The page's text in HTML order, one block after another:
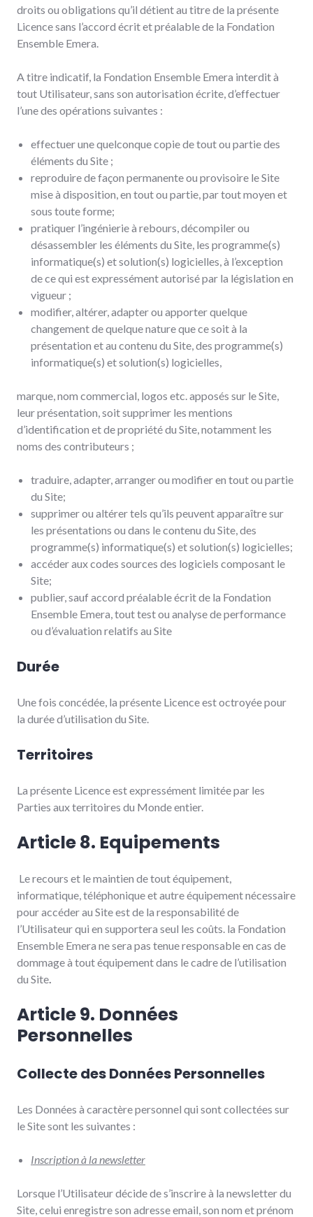
droits ou obligations qu’il détient au titre de la présente
Licence sans l’accord écrit et préalable de la Fondation
Ensemble Emera.
A titre indicatif, la Fondation Ensemble Emera interdit à
tout Utilisateur, sans son autorisation écrite, d’effectuer
l’une des opérations suivantes :
effectuer une quelconque copie de tout ou partie des
éléments du Site ;
reproduire de façon permanente ou provisoire le Site
mise à disposition, en tout ou partie, par tout moyen et
sous toute forme;
pratiquer l’ingénierie à rebours, décompiler ou
désassembler les éléments du Site, les programme(s)
informatique(s) et solution(s) logicielles, à l’exception
de ce qui est expressément autorisé par la législation en
vigueur ;
modifier, altérer, adapter ou apporter quelque
changement de quelque nature que ce soit à la
présentation et au contenu du Site, des programme(s)
informatique(s) et solution(s) logicielles,
marque, nom commercial, logos etc. apposés sur le Site,
leur présentation, soit supprimer les mentions
d’identification et de propriété du Site, notamment les
noms des contributeurs ;
traduire, adapter, arranger ou modifier en tout ou partie
du Site;
supprimer ou altérer tels qu’ils peuvent apparaître sur
les présentations ou dans le contenu du Site, des
programme(s) informatique(s) et solution(s) logicielles;
accéder aux codes sources des logiciels composant le
Site;
publier, sauf accord préalable écrit de la Fondation
Ensemble Emera, tout test ou analyse de performance
ou d’évaluation relatifs au Site
Durée
Une fois concédée, la présente Licence est octroyée pour
la durée d’utilisation du Site.
Territoires
La présente Licence est expressément limitée par les
Parties aux territoires du Monde entier.
Article 8. Equipements
Le recours et le maintien de tout équipement,
informatique, téléphonique et autre équipement nécessaire
pour accéder au Site est de la responsabilité de
l’Utilisateur qui en supportera seul les coûts. la Fondation
Ensemble Emera ne sera pas tenue responsable en cas de
dommage à tout équipement dans le cadre de l’utilisation
du Site.
Article 9. Données
Personnelles
Collecte des Données Personnelles
Les Données à caractère personnel qui sont collectées sur
le Site sont les suivantes :
Inscription à la newsletter
Lorsque l’Utilisateur décide de s’inscrire à la newsletter du
Site, celui enregistre son adresse email, son nom et prénom